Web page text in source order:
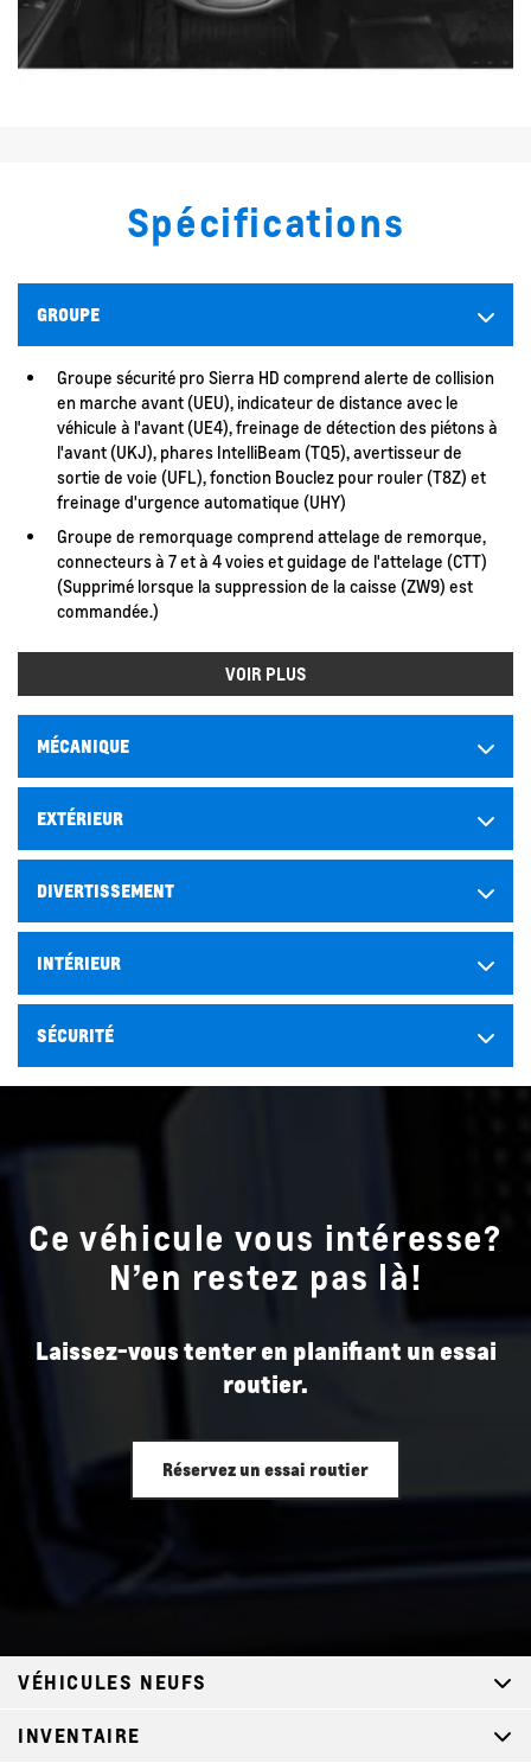
Spécifications
GROUPE
Groupe sécurité pro Sierra HD comprend alerte de collision
en marche avant (UEU), indicateur de distance avec le
véhicule à l'avant (UE4), freinage de détection des piétons à
l'avant (UKJ), phares IntelliBeam (TQ5), avertisseur de
sortie de voie (UFL), fonction Bouclez pour rouler (T8Z) et
freinage d'urgence automatique (UHY)
Groupe de remorquage comprend attelage de remorque,
connecteurs à 7 et à 4 voies et guidage de l'attelage (CTT)
(Supprimé lorsque la suppression de la caisse (ZW9) est
commandée.)
VOIR PLUS
MÉCANIQUE
EXTÉRIEUR
DIVERTISSEMENT
INTÉRIEUR
SÉCURITÉ
Ce véhicule vous intéresse?
N’en restez pas là!
Laissez-vous tenter en planifiant un essai
routier.
Réservez un essai routier
VÉHICULES NEUFS
INVENTAIRE